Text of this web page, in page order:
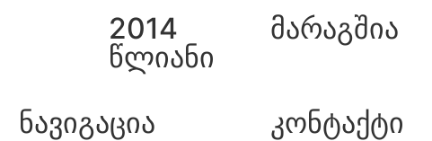
2014
წლიანი
მარაგშია
ნავიგაცია კონტაქტი